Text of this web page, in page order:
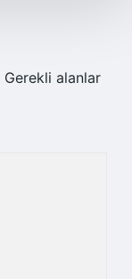
Gerekli alanlar